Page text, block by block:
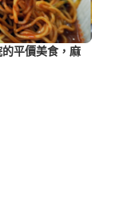
平價美食，麻